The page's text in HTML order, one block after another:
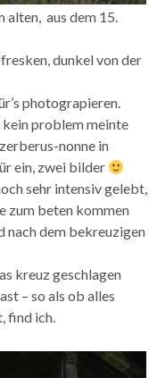
alten, aus dem 15.
dunkel von der
photograpieren.
kein problem meinte
nonne in
ein, zwei bilder
sehr intensiv gelebt,
zum beten kommen
nach dem bekreuzigen
kreuz geschlagen
– so als ob alles
find ich.